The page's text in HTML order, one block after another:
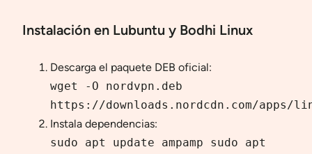
Instalación en Lubuntu y Bodhi Linux
Descarga el paquete DEB oficial:
wget -O nordvpn.deb
https://downloads.nordcdn.com/
Instala dependencias:
sudo apt update ampamp sudo apt